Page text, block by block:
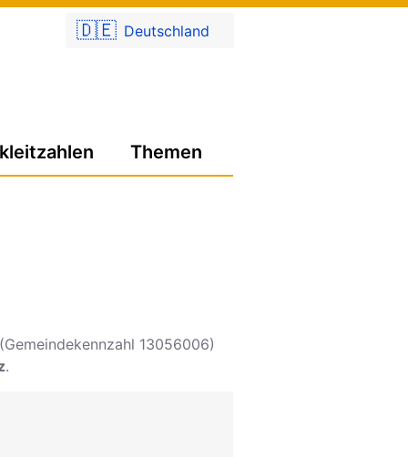
🇩🇪 Deutschland
Themen
(Gemeindekennzahl 13056006)
.